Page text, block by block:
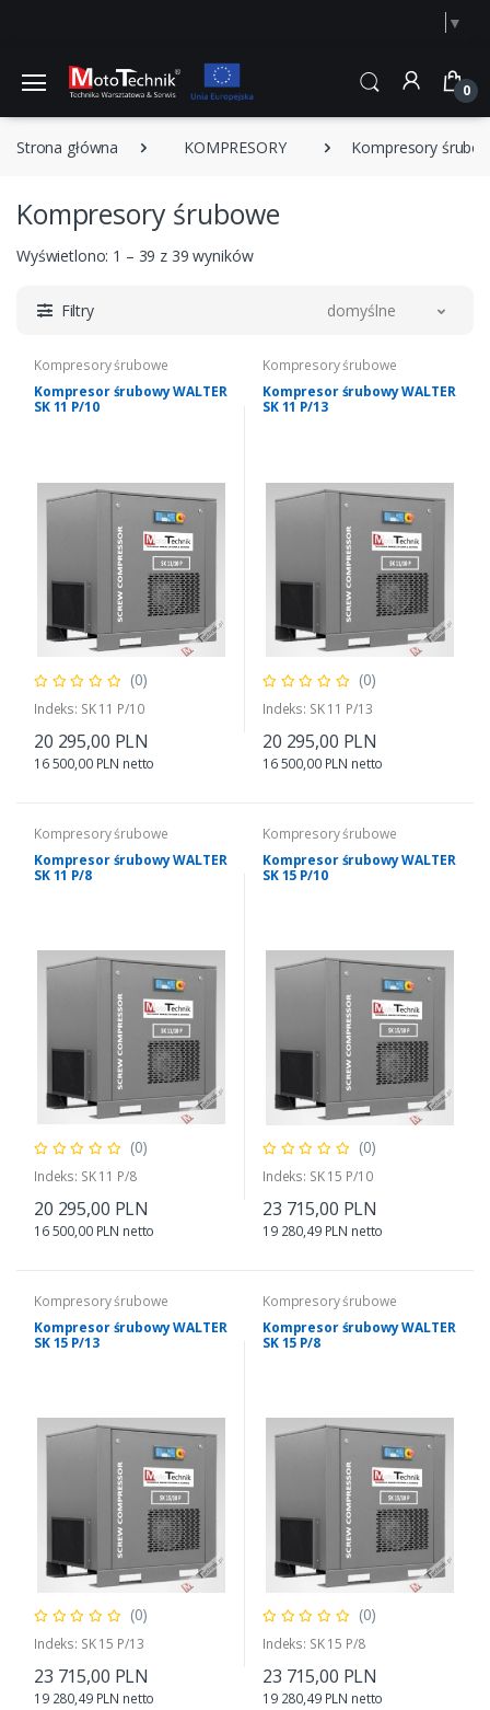
▼
0
Strona główna KOMPRESORY Kompresory
Kompresory śrubowe
Wyświetlono: 1 – 39 z 39 wyników
Filtry domyślne
Kompresory śrubowe
Kompresor śrubowy WALTER
SK 11 P/10
(0)
Indeks: SK 11 P/10
20 295,00 PLN
16 500,00 PLN netto
Kompresory śrubowe
Kompresor śrubowy WALTER
SK 11 P/13
(0)
Indeks: SK 11 P/13
20 295,00 PLN
16 500,00 PLN netto
Kompresory śrubowe
Kompresor śrubowy WALTER
SK 11 P/8
(0)
Indeks: SK 11 P/8
20 295,00 PLN
16 500,00 PLN netto
Kompresory śrubowe
Kompresor śrubowy WALTER
SK 15 P/10
(0)
Indeks: SK 15 P/10
23 715,00 PLN
19 280,49 PLN netto
Kompresory śrubowe
Kompresor śrubowy WALTER
SK 15 P/13
(0)
Indeks: SK 15 P/13
23 715,00 PLN
19 280,49 PLN netto
Kompresory śrubowe
Kompresor śrubowy WALTER
SK 15 P/8
(0)
Indeks: SK 15 P/8
23 715,00 PLN
19 280,49 PLN netto